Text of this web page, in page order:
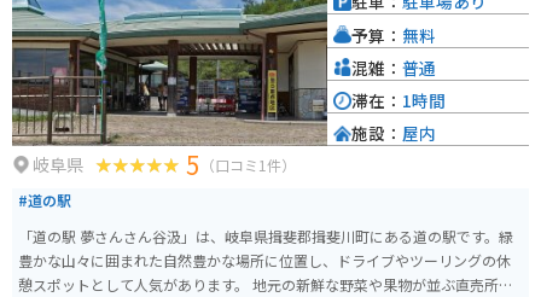
を走る国道156号線は、景色が良く、ツーリングに最適なルートです。
岐阜県 5 （口コミ1件）
#道の駅
「道の駅 夢さんさん谷汲」は、岐阜県揖斐郡揖斐川町にある道の駅です。緑
豊かな山々に囲まれた自然豊かな場所に位置し、ドライブやツーリングの休
憩スポットとして人気があります。 地元の新鮮な野菜や果物が並ぶ直売所
予算： 無料
混雑： 普通
滞在： 1時間
施設： 屋内